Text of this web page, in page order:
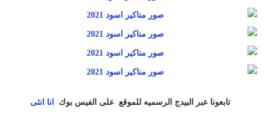
تابعونا عبر البيدج الرسميه للموقع على الفيس بوك انا انثى